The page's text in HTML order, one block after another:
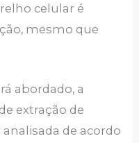
celular é
mesmo que
abordado, a
extração de
de acordo